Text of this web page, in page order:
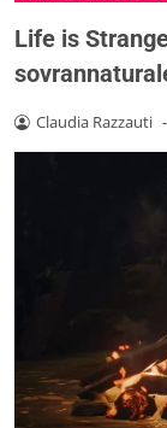
Life is
Claudia Razzauti -